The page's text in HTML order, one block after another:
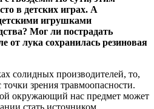
в детских играх. А
игрушками
Мог ли пострадать
от лука сохранилась резиновая
солидных производителей, то,
зрения травмоопасности.
окружающий нас предмет может